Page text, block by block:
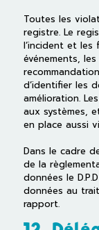
Toutes les
registre. Le
l’incident et
événements,
d’identifier les
amélioration.
aux systèmes,
en place aussi
Dans le cadre
de la
données le
données au
rapport.